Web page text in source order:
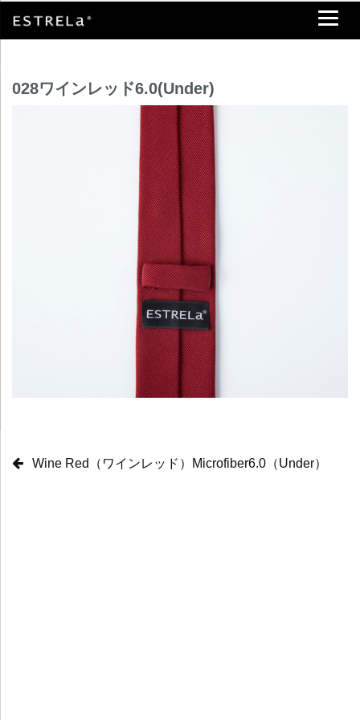
028ワインレッド6.0(Under)
Wine Red（ワインレッド）Microfiber6.0（Under）